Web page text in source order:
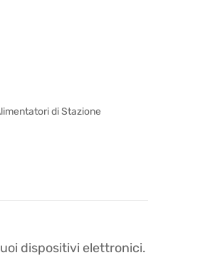
di Stazione
dispositivi elettronici.